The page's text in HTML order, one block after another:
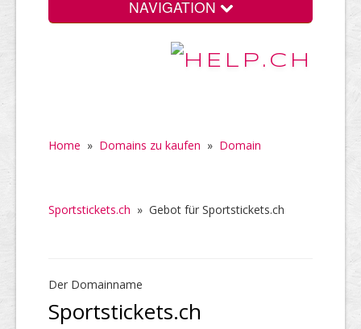
NAVIGATION
Home » Domains zu kaufen » Domain
Sportstickets.ch » Gebot für Sportstickets.ch
Der Domainname
Sportstickets.ch